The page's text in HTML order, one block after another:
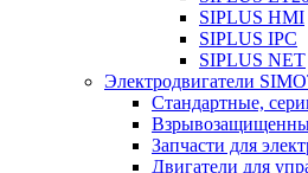
SIPLUS HMI
SIPLUS IPC
SIPLUS NET
Электродвигатели
Стандартные,
Запчасти для
Двигатели для